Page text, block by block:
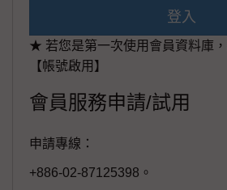
登入
★ 若您是第一次使用會員資料庫
【帳號啟用】
會員服務申請/試用
申請專線：
+886-02-87125398。